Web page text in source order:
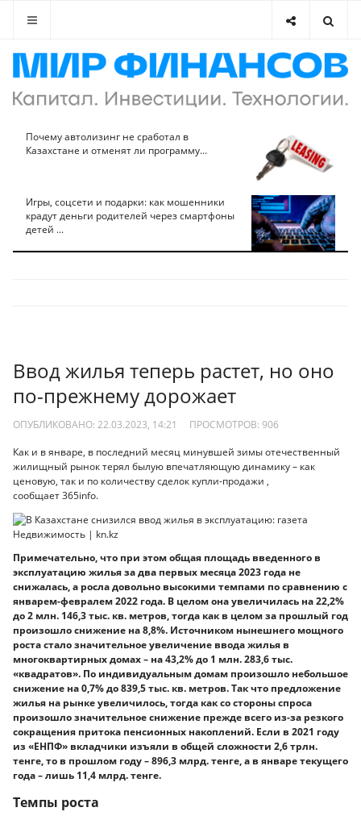
Почему автолизинг не сработал в
Казахстане и отменят ли программу...
Игры, соцсети и подарки: как мошенники
крадут деньги родителей через смартфоны
детей ...
Ввод жилья теперь растет, но оно
по-прежнему дорожает
ОПУБЛИКОВАНО: 22.03.2023, 14:21 ПРОСМОТРОВ: 906
Как и в январе, в последний месяц минувшей зимы отечественный
жилищный рынок терял былую впечатляющую динамику – как
ценовую, так и по количеству сделок купли-продажи ,
сообщает 365info.
Примечательно, что при этом общая площадь введенного в
эксплуатацию жилья за два первых месяца 2023 года не
снижалась, а росла довольно высокими темпами по сравнению с
январем-февралем 2022 года. В целом она увеличилась на 22,2%
до 2 млн. 146,3 тыс. кв. метров, тогда как в целом за прошлый год
произошло снижение на 8,8%. Источником нынешнего мощного
роста стало значительное увеличение ввода жилья в
многоквартирных домах – на 43,2% до 1 млн. 283,6 тыс.
«квадратов». По индивидуальным домам произошло небольшое
снижение на 0,7% до 839,5 тыс. кв. метров. Так что предложение
жилья на рынке увеличилось, тогда как со стороны спроса
произошло значительное снижение прежде всего из-за резкого
сокращения притока пенсионных накоплений. Если в 2021 году
из «ЕНПФ» вкладчики изъяли в общей сложности 2,6 трлн.
тенге, то в прошлом году – 896,3 млрд. тенге, а в январе текущего
года – лишь 11,4 млрд. тенге.
Темпы роста